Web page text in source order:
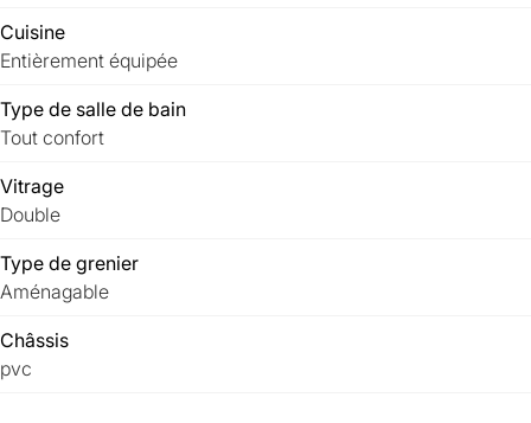
Cuisine
Entièrement équipée
Type de salle de bain
Tout confort
Vitrage
Double
Type de grenier
Aménagable
Châssis
pvc